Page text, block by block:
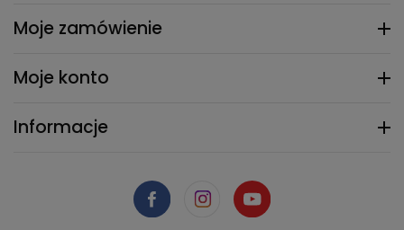
Moje zamówienie
Moje konto
Informacje